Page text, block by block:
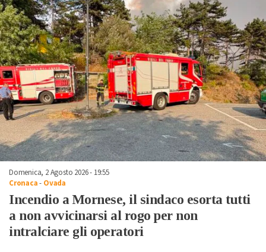
Domenica, 2 Agosto 2026 - 19:55
Cronaca- Ovada
Incendio a Mornese, il sindaco esorta tutti
a non avvicinarsi al rogo per non
intralciare gli operatori